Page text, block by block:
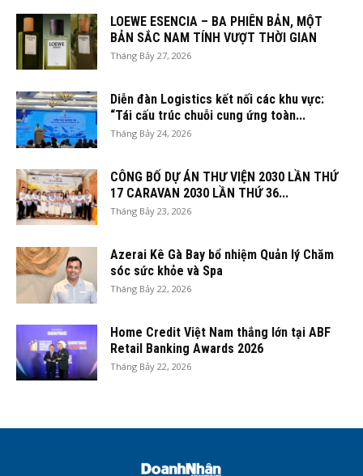
LOEWE ESENCIA – BA PHIÊN BẢN, MỘT
BẢN SẮC NAM TÍNH VƯỢT THỜI GIAN
Tháng Bảy 27, 2026
Diễn đàn Logistics kết nối các khu vực:
“Tái cấu trúc chuỗi cung ứng toàn...
Tháng Bảy 24, 2026
CÔNG BỐ DỰ ÁN THƯ VIỆN 2030 LẦN THỨ
17 CARAVAN 2030 LẦN THỨ 36...
Tháng Bảy 23, 2026
Azerai Kê Gà Bay bổ nhiệm Quản lý Chăm
sóc sức khỏe và Spa
Tháng Bảy 22, 2026
Home Credit Việt Nam thắng lớn tại ABF
Retail Banking Awards 2026
Tháng Bảy 22, 2026